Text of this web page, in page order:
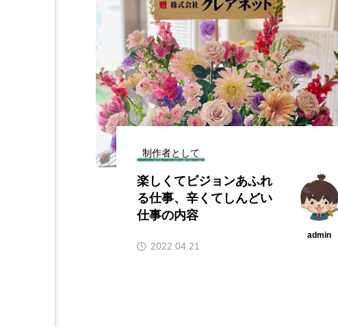
制作者として
楽しくてビジョンあふれ
る仕事、辛くてしんどい
仕事の内容
admin
2022.04.21